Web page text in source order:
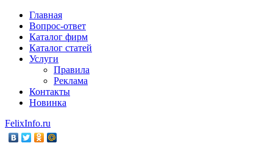
Главная
Вопрос-ответ
Каталог фирм
Каталог статей
Услуги
Правила
Реклама
Контакты
Новинка
FelixInfo.ru